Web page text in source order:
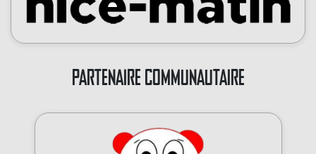
PARTENAIRE COMMUNAUTAIRE